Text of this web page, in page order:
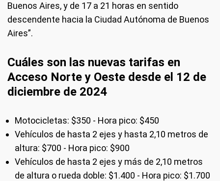
Buenos Aires, y de 17 a 21 horas en sentido
descendente hacia la Ciudad Autónoma de Buenos
Aires”.
Cuáles son las nuevas tarifas en
Acceso Norte y Oeste desde el 12 de
diciembre de 2024
Motocicletas: $350 - Hora pico: $450
Vehículos de hasta 2 ejes y hasta 2,10 metros de
altura: $700 - Hora pico: $900
Vehículos de hasta 2 ejes y más de 2,10 metros
de altura o rueda doble: $1.400 - Hora pico: $1.700